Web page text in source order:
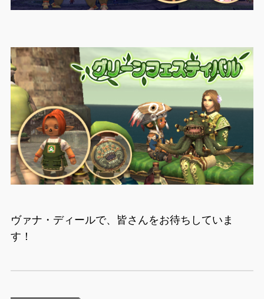
ヴァナ・ディールで、皆さんをお待ちしていま
す！